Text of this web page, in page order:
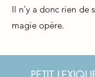
Il n'y a donc rien de
magie opère.